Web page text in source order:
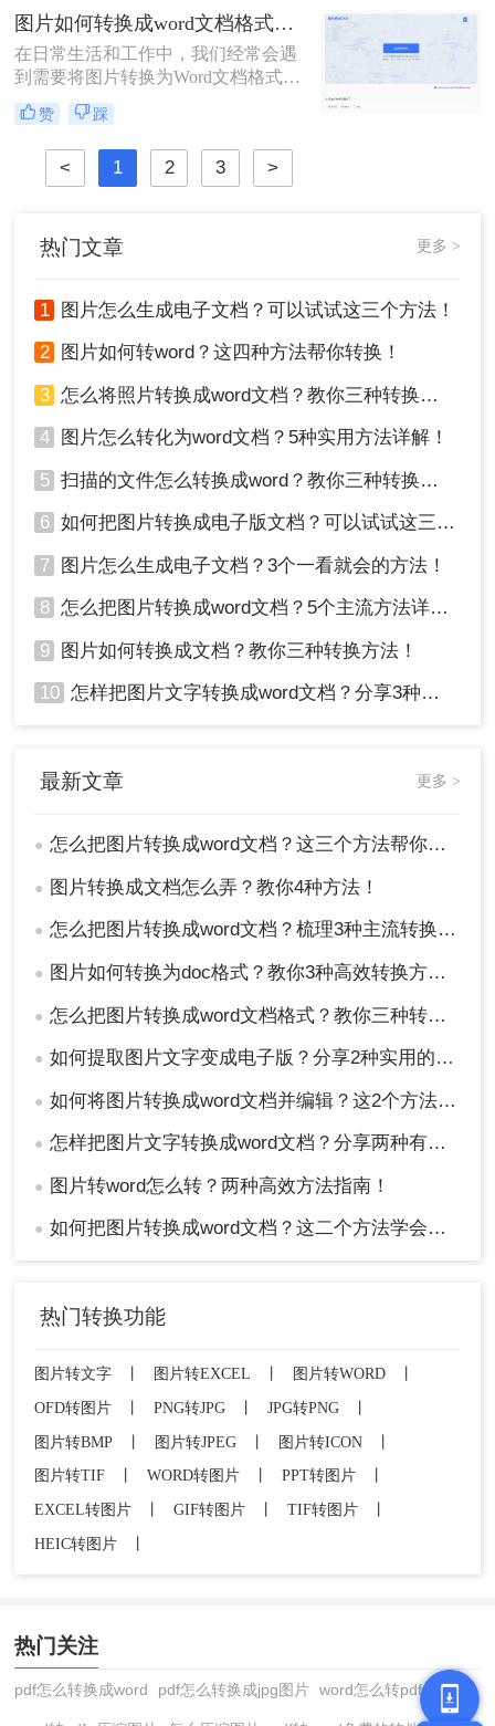
还是有很多快速且好用的方法的，今
天就来教大家电脑上如何把照片转换
成word文档。
图片如何转换成word文档格式？分享三个转换方法！
在日常生活和工作中，我们经常会遇
到需要将图片转换为Word文档格式的
情况。这种需求可能来自于需要将图
片中的文字提取出来进行编辑，或者
是将图片中的表格转换为可编辑的表
格格式。那么图片如何转换成word文
档格式呢？下面，我们将介绍几种常
Word文档的转换。
赞 踩
< 1 2 3 >
热门文章 更多 >
1 图片怎么生成电子文档？可以试试这三个方法！
2 图片如何转word？这四种方法帮你转换！
3 怎么将照片转换成word文档？教你三种转换方法！
4 图片怎么转化为word文档？5种实用方法详解！
5 扫描的文件怎么转换成word？教你三种转换方法！
6 如何把图片转换成电子版文档？可以试试这三个方法！
7 图片怎么生成电子文档？3个一看就会的方法！
8 怎么把图片转换成word文档？5个主流方法详解！
9 图片如何转换成文档？教你三种转换方法！
10 怎样把图片文字转换成word文档？分享3种简单方法，1秒搞定！
最新文章 更多 >
● 怎么把图片转换成word文档？这三个方法帮你轻松解决！
● 图片转换成文档怎么弄？教你4种方法！
● 怎么把图片转换成word文档？梳理3种主流转换方法！
● 图片如何转换为doc格式？教你3种高效转换方法！
● 怎么把图片转换成word文档格式？教你三种转换方法！
● 如何提取图片文字变成电子版？分享2种实用的方法！
● 如何将图片转换成word文档并编辑？这2个方法了解一下！
● 怎样把图片文字转换成word文档？分享两种有效的方法！
● 图片转word怎么转？两种高效方法指南！
● 如何把图片转换成word文档？这二个方法学会省时省力！
热门转换功能
图片转文字 图片转EXCEL 图片转WORD
OFD转图片
丨 PNG转JPG 丨 JPG转PNG
丨
图片转BMP
丨 图片转JPEG 丨 图片转ICON
丨
图片转TIF
WORD转图片 PPT转图片
EXCEL转图片
GIF转图片 TIF转图片
HEIC转图片
热门关注
pdf怎么转换成word pdf怎么转换成jpg图片 word怎么转pdf